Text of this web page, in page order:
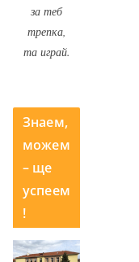
за теб
трепка,
та играй.
Знаем,
можем
– ще
успеем
!